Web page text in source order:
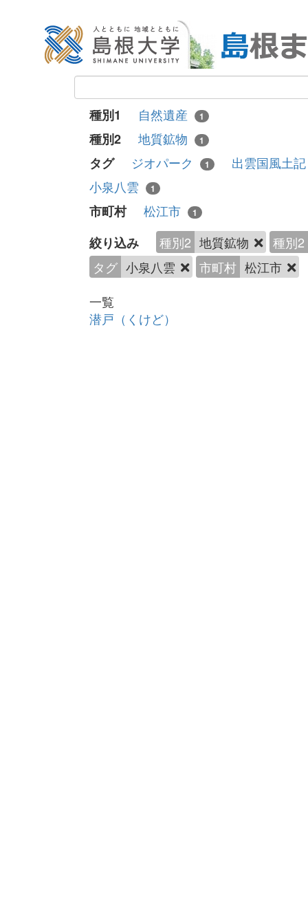
種別1 自然遺産 1
種別2 地質鉱物 1
タグ ジオパーク 1
出雲国風土
小泉八雲
1
市町村 松江市 1
絞り込み 種別2 地質鉱物
種別2
タグ 小泉八雲 市町村 松江市
一覧
潜戸（くけど）